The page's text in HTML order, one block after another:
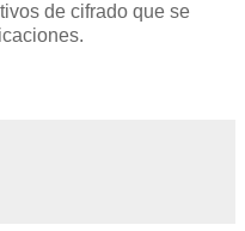
de cifrado que se